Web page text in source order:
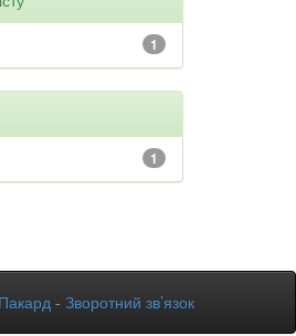
1
1
- Зворотний зв’язок